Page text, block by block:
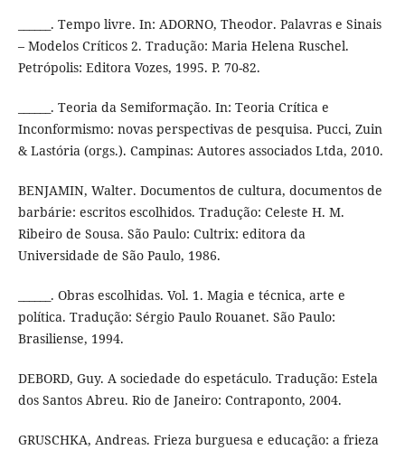
______. Tempo livre. In: ADORNO, Theodor. Palavras e Sinais
– Modelos Críticos 2. Tradução: Maria Helena Ruschel.
Petrópolis: Editora Vozes, 1995. P. 70-82.
______. Teoria da Semiformação. In: Teoria Crítica e
Inconformismo: novas perspectivas de pesquisa. Pucci, Zuin
& Lastória (orgs.). Campinas: Autores associados Ltda, 2010.
BENJAMIN, Walter. Documentos de cultura, documentos de
barbárie: escritos escolhidos. Tradução: Celeste H. M.
Ribeiro de Sousa. São Paulo: Cultrix: editora da
Universidade de São Paulo, 1986.
______. Obras escolhidas. Vol. 1. Magia e técnica, arte e
política. Tradução: Sérgio Paulo Rouanet. São Paulo:
Brasiliense, 1994.
DEBORD, Guy. A sociedade do espetáculo. Tradução: Estela
dos Santos Abreu. Rio de Janeiro: Contraponto, 2004.
GRUSCHKA, Andreas. Frieza burguesa e educação: a frieza